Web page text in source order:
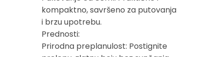
kompaktno, savršeno za putovanja
i brzu upotrebu.
Prednosti:
Prirodna preplanulost: Postignite